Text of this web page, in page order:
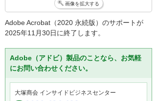
画像を拡大する
Adobe Acrobat（2020 永続版）のサポートが
2025年11月30日に終了します。
Adobe（アドビ）製品のことなら、お気軽
にお問い合わせください。
大塚商会 インサイドビジネスセンター